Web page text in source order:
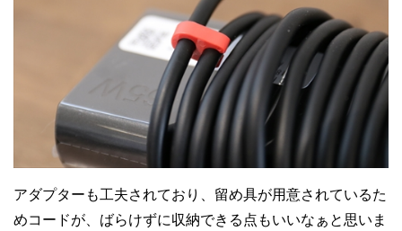
アダプターも工夫されており、留め具が用意されているた
めコードが、ばらけずに収納できる点もいいなぁと思いま